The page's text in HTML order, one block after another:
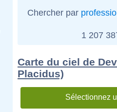
Chercher par
1 207
Carte du ciel de
Placidus)
Sélectionnez